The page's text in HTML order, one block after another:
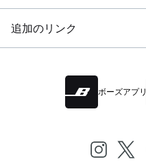
追加のリンク
ボーズアプリ